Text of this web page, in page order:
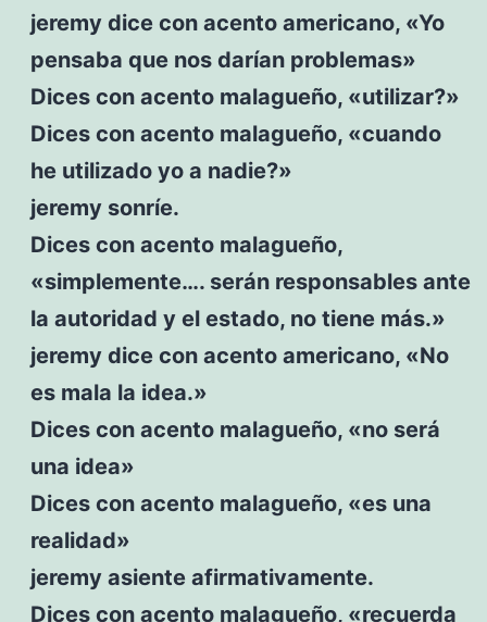
jeremy dice con acento americano, «Yo
pensaba que nos darían problemas»
Dices con acento malagueño, «utilizar?»
Dices con acento malagueño, «cuando
he utilizado yo a nadie?»
jeremy sonríe.
Dices con acento malagueño,
«simplemente…. serán responsables ante
la autoridad y el estado, no tiene más.»
jeremy dice con acento americano, «No
es mala la idea.»
Dices con acento malagueño, «no será
una idea»
Dices con acento malagueño, «es una
realidad»
jeremy asiente afirmativamente.
Dices con acento malagueño, «recuerda